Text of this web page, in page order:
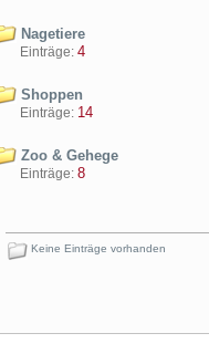
Nagetiere
Einträge: 4
Shoppen
Einträge: 14
Zoo & Gehege
Einträge: 8
Keine Einträge vorhanden